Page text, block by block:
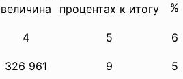
%
величина
процентах к итогу
4 5 6
326 961 9 5